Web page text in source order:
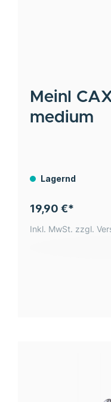
Meinl
medium
Lagernd
19,90 €*
Inkl. MwSt. zzgl.